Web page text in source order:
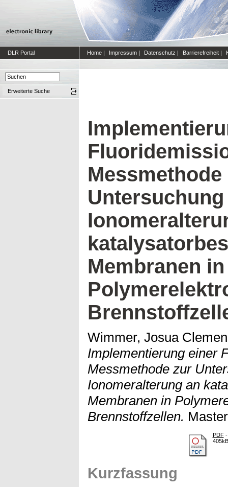
DLR Portal Home | Impressum | Datenschutz | Barrierefreiheit |
Erweiterte Suche
Messmethode
Membranen in
Wimmer, Josua
Implementierung einer
Messmethode zur
Ionomeralterung an
Membranen in
Brennstoffzellen.
PDF-
405kB
Kurzfassung